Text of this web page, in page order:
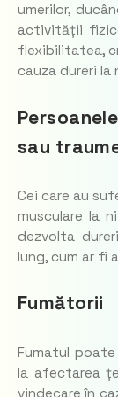
umerilor,
activității
flexibilitatea,
cauza dureri la
sau
Cei care au
musculare la
dezvolta
lung, cum ar
Fumătorii
Fumatul
la afectarea
vindecare în